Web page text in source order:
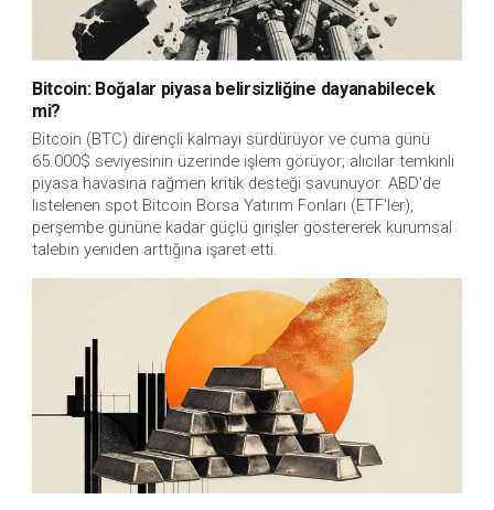
Bitcoin: Boğalar piyasa belirsizliğine dayanabilecek
mi?
Bitcoin (BTC) dirençli kalmayı sürdürüyor ve cuma günü
65.000$ seviyesinin üzerinde işlem görüyor; alıcılar temkinli
piyasa havasına rağmen kritik desteği savunuyor. ABD'de
listelenen spot Bitcoin Borsa Yatırım Fonları (ETF'ler),
perşembe gününe kadar güçlü girişler göstererek kurumsal
talebin yeniden arttığına işaret etti.